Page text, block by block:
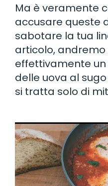
Ma è veramente
accusare queste
sabotare la tua
articolo, andremo
effettivamente
delle uova al
si tratta solo di